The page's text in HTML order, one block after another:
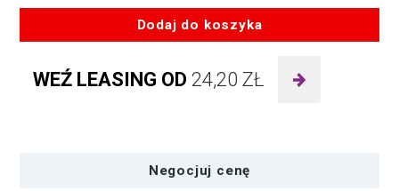
Dodaj do koszyka
SWIT
LB-WEŹ LEASING OD24,20ZŁ
Negocjuj cenę